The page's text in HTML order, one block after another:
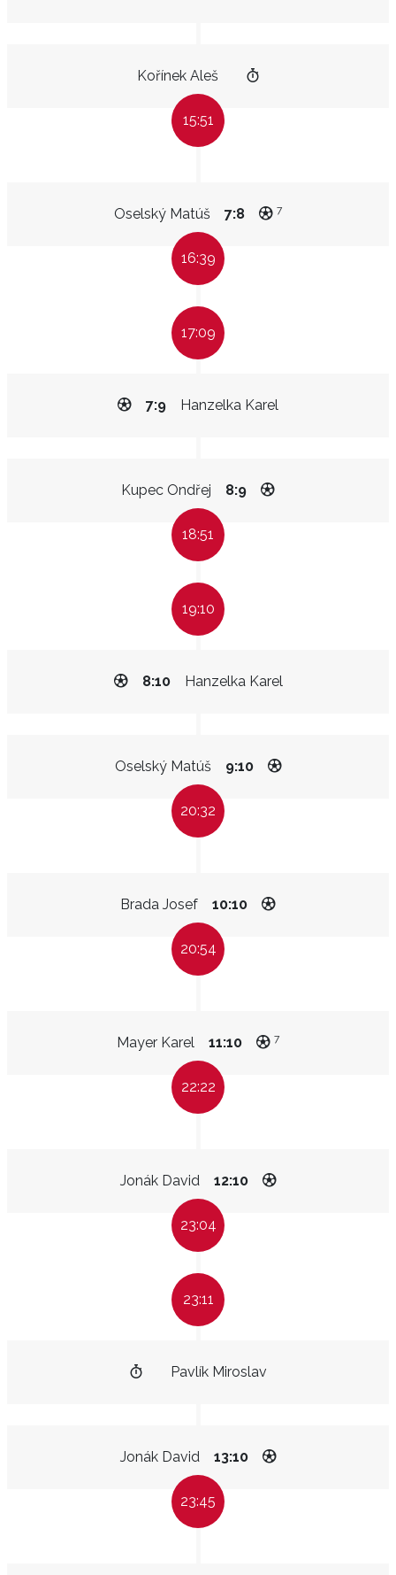
Kořínek Aleš
15:51
Oselský Matúš 7:8 7
16:39
17:09
Hanzelka Karel
7:9
Kupec Ondřej 8:9
18:51
19:10
Hanzelka Karel
8:10
Oselský Matúš 9:10
20:32
Brada Josef 10:10
20:54
Mayer Karel 11:10 7
22:22
Jonák David 12:10
23:04
23:11
Pavlík Miroslav
Jonák David 13:10
23:45